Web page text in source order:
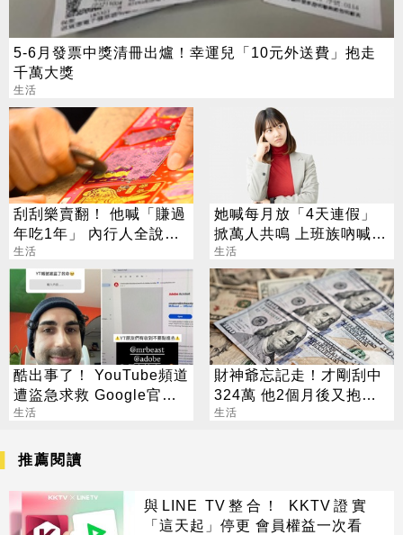
5-6月發票中獎清冊出爐！幸運兒「10元外送費」抱走
千萬大獎
生活
刮刮樂賣翻！ 他喊「賺過
年吃1年」 內行人全說
了：生存不易
生活
她喊每月放「4天連假」
掀萬人共鳴 上班族吶喊：
這樣才活得像人
生活
酷出事了！ YouTube頻道
遭盜急求救 Google官方
說話了
生活
財神爺忘記走！才剛刮中
324萬 他2個月後又抱回
3243萬
生活
推薦閱讀
與LINE TV整合！ KKTV證實
「這天起」停更 會員權益一次看